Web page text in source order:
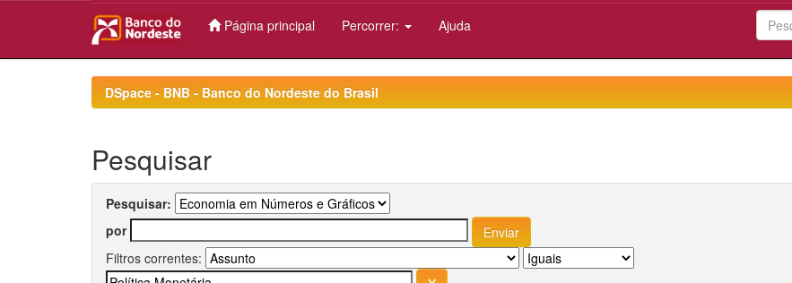
Página principal Percorrer: Ajuda
DSpace - BNB - Banco do Nordeste do Brasil
Pesquisar
Pesquisar:
por
Filtros correntes: